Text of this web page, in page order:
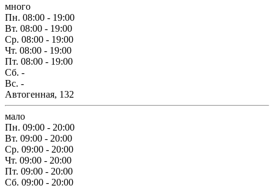
много
Пн. 08:00 - 19:00
Вт. 08:00 - 19:00
Ср. 08:00 - 19:00
Чт. 08:00 - 19:00
Пт. 08:00 - 19:00
Сб. -
Вс. -
Автогенная, 132
мало
Пн. 09:00 - 20:00
Вт. 09:00 - 20:00
Ср. 09:00 - 20:00
Чт. 09:00 - 20:00
Пт. 09:00 - 20:00
Сб. 09:00 - 20:00